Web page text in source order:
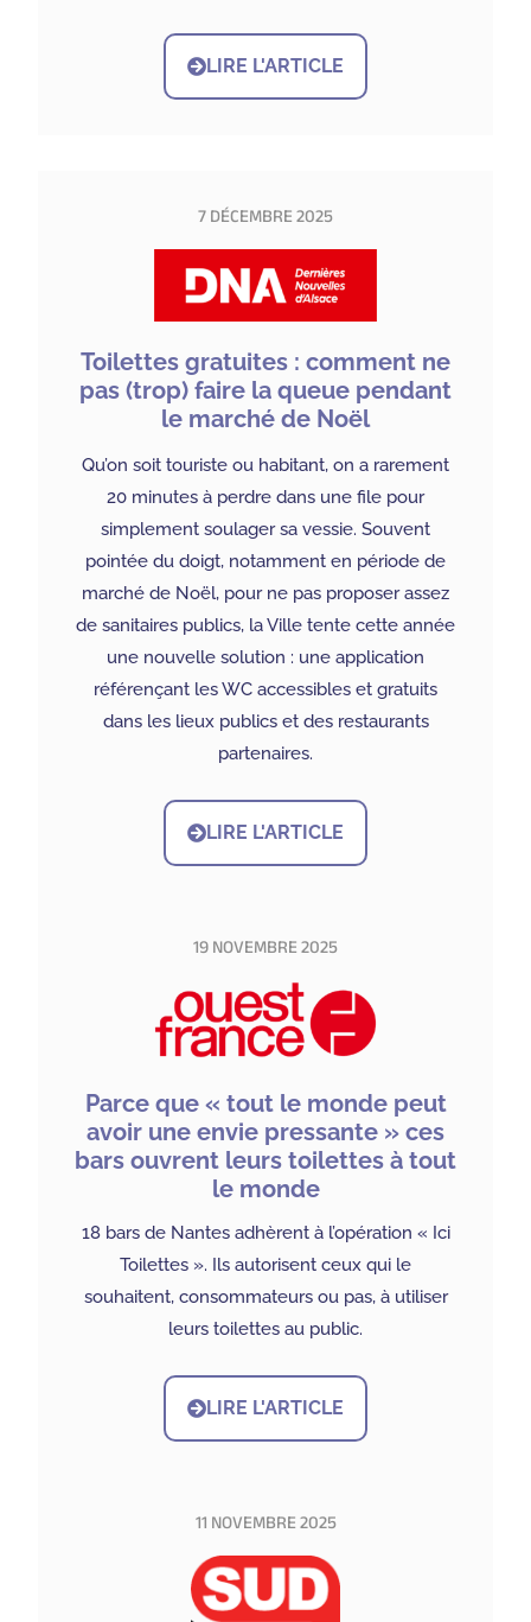
LIRE L'ARTICLE
7 DÉCEMBRE 2025
Toilettes gratuites : comment ne
pas (trop) faire la queue pendant
le marché de Noël
Qu’on soit touriste ou habitant, on a rarement
20 minutes à perdre dans une file pour
simplement soulager sa vessie. Souvent
pointée du doigt, notamment en période de
marché de Noël, pour ne pas proposer assez
de sanitaires publics, la Ville tente cette année
une nouvelle solution : une application
référençant les WC accessibles et gratuits
dans les lieux publics et des restaurants
partenaires.
LIRE L'ARTICLE
19 NOVEMBRE 2025
Parce que « tout le monde peut
avoir une envie pressante » ces
bars ouvrent leurs toilettes à tout
le monde
18 bars de Nantes adhèrent à l’opération « Ici
Toilettes ». Ils autorisent ceux qui le
souhaitent, consommateurs ou pas, à utiliser
leurs toilettes au public.
LIRE L'ARTICLE
11 NOVEMBRE 2025